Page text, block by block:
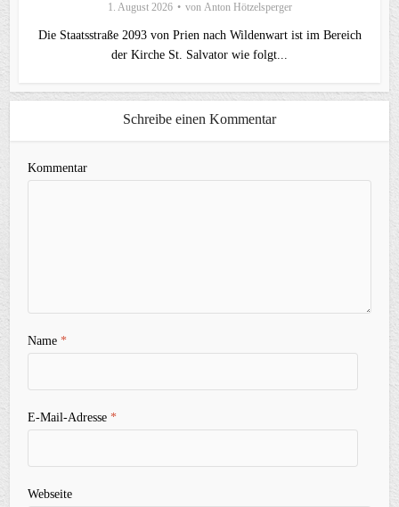
1. August 2026 von Anton Hötzelsperger
Die Staatsstraße 2093 von Prien nach Wildenwart ist im Bereich
der Kirche St. Salvator wie folgt...
Schreibe einen Kommentar
Kommentar
Name*
E-Mail-Adresse*
Webseite